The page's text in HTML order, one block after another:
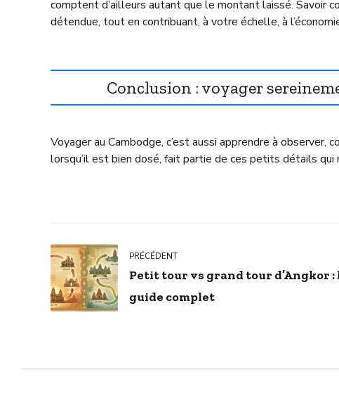
comptent d’ailleurs autant que le montant laissé. Savoir
détendue, tout en contribuant, à votre échelle, à
Conclusion : voyager
Voyager au Cambodge, c’est aussi apprendre à
lorsqu’il est bien dosé, fait partie de ces petits détails qui
PRÉCÉDENT
Petit tour vs grand tour d’Angkor :
guide complet